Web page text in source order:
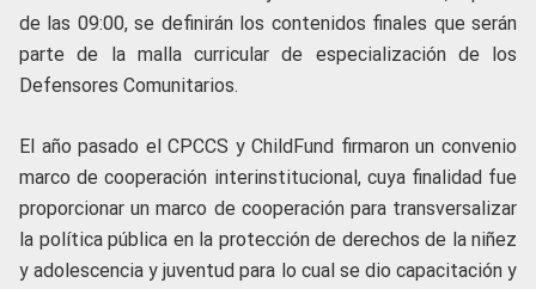
de las 09:00, se definirán los contenidos finales que serán
parte de la malla curricular de especialización de los
Defensores Comunitarios.
El año pasado el CPCCS y ChildFund firmaron un convenio
marco de cooperación interinstitucional, cuya finalidad fue
proporcionar un marco de cooperación para transversalizar
la política pública en la protección de derechos de la niñez
y adolescencia y juventud para lo cual se dio capacitación y